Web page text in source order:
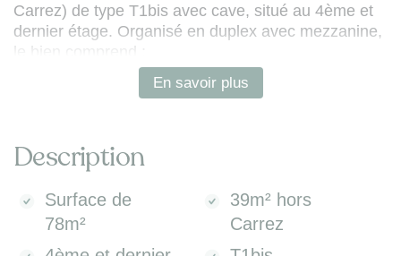
Carrez) de type T1bis avec cave, situé au 4ème et
dernier étage. Organisé en duplex avec mezzanine,
- séjour avec espace salon et espace repas
- cuisine ouverte équipée
Charme de l'ancien rénové avec parquet, poutres
apparentes et cheminée.
Bon à savoir :
appartement traversant / taxe
foncière 819€ / charges annuelles 3162€ (incluant
En savoir plus
Description
Surface de
78m²
39m² hors
Carrez